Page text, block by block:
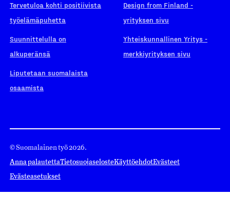
Tervetuloa kohti positiivista
työelämäpuhetta
Suunnittelulla on
alkuperänsä
Liputetaan suomalaista
osaamista
Design from Finland -
yrityksen sivu
Yhteiskunnallinen Yritys -
merkkiyrityksen sivu
© Suomalainen työ 2026.
Anna palautettaTietosuojaselosteKäyttöehdotEvästeet
Evästeasetukset